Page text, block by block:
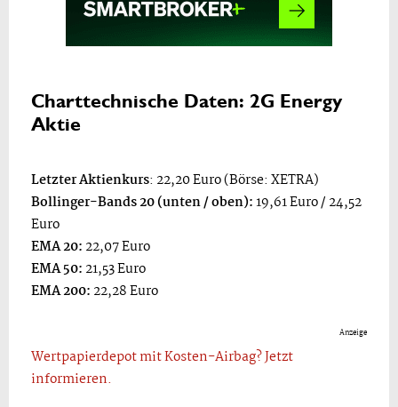
Charttechnische Daten: 2G Energy
Aktie
Letzter Aktienkurs: 22,20 Euro (Börse: XETRA)
Bollinger-Bands 20 (unten / oben):19,61 Euro / 24,52
Euro
EMA 20: 22,07 Euro
EMA 50: 21,53 Euro
EMA 200: 22,28 Euro
Anzeige
Wertpapierdepot mit Kosten-Airbag? Jetzt
informieren.